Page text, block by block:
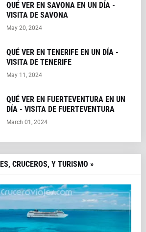
QUÉ VER EN SAVONA EN UN DÍA -
VISITA DE SAVONA
May 20, 2024
QUÉ VER EN TENERIFE EN UN DÍA -
VISITA DE TENERIFE
May 11, 2024
QUÉ VER EN FUERTEVENTURA EN UN
DÍA - VISITA DE FUERTEVENTURA
March 01, 2024
CRUCEROS, Y TURISMO »